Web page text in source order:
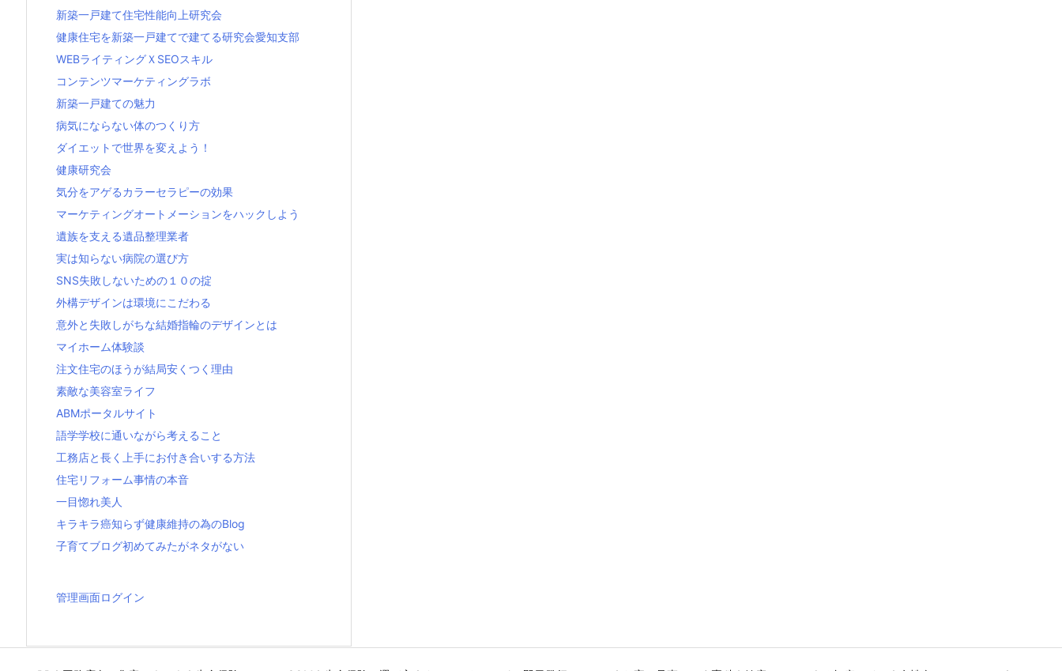
新築一戸建て住宅性能向上研究会
健康住宅を新築一戸建てで建てる研究会愛知支部
WEBライティングＸSEOスキル
コンテンツマーケティングラボ
新築一戸建ての魅力
病気にならない体のつくり方
ダイエットで世界を変えよう！
健康研究会
気分をアゲるカラーセラピーの効果
マーケティングオートメーションをハックしよう
遺族を支える遺品整理業者
実は知らない病院の選び方
SNS失敗しないための１０の掟
外構デザインは環境にこだわる
意外と失敗しがちな結婚指輪のデザインとは
マイホーム体験談
注文住宅のほうが結局安くつく理由
素敵な美容室ライフ
ABMポータルサイト
語学学校に通いながら考えること
工務店と長く上手にお付き合いする方法
住宅リフォーム事情の本音
一目惚れ美人
キラキラ癌知らず健康維持の為のBlog
子育てブログ初めてみたがネタがない
管理画面ログイン